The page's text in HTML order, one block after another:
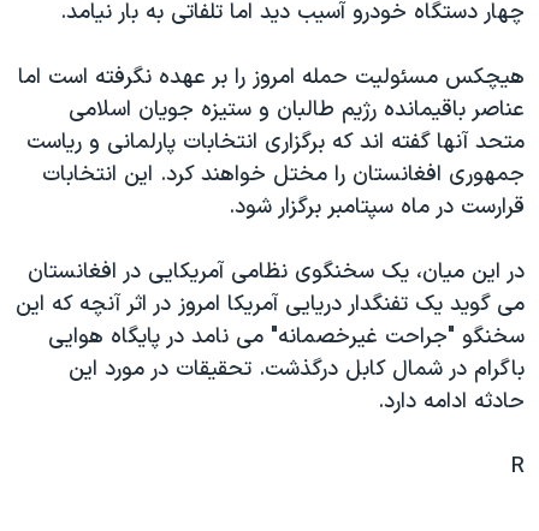
حقوق شهروندی
علم و فناوری
اسرائیل در جنگ
گالری عکس
آرشیو پخش زنده
انتخابات ریاست جمهوری آمریکا ۲۰۲۴
رمز مهسا
ورزش زنان در ایران
اعتراضات زن، زندگی، آزادی
مجموعه مستندهای دادخواهی
تریبونال مردمی آبان ۹۸
دادگاه حمید نوری
چهل سال گروگان‌گیری
قانون شفافیت دارائی کادر رهبری ایران
زبانهای مختلف
چهار دستگاه خودرو آسيب ديد اما تلفاتی به بار نيامد.
هيچکس مسئوليت حمله امروز را بر عهده نگرفته است اما
عناصر باقيمانده رژيم طالبان و ستيزه جويان اسلامی
متحد آنها گفته اند که برگزاری انتخابات پارلمانی و رياست
جمهوری افغانستان را مختل خواهند کرد. اين انتخابات
قرارست در ماه سپتامبر برگزار شود.
در اين ميان، يک سخنگوی نظامی آمريکايی در افغانستان
می گويد يک تفنگدار دريايی آمريکا امروز در اثر آنچه که اين
سخنگو "جراحت غيرخصمانه" می نامد در پايگاه هوايی
باگرام در شمال کابل درگذشت. تحقيقات در مورد اين
حادثه ادامه دارد.
R